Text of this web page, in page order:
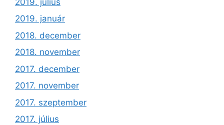
2019. január
2018. december
2018. november
2017. december
2017. november
2017. szeptember
2017. július